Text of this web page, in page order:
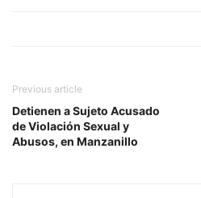
Previous article
Detienen a Sujeto Acusado
de Violación Sexual y
Abusos, en Manzanillo